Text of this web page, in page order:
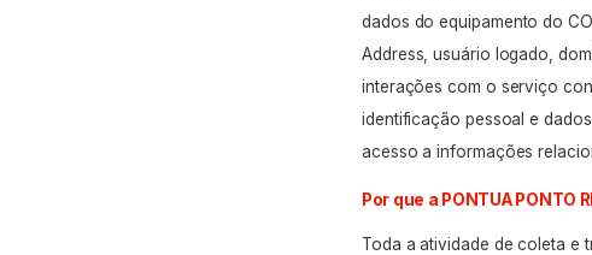
dados do equipamento do
Address , usuário logado,
interações com o serviço
identificação pessoal e
acesso a informações
Por que a PONTUA PONTO
Toda a atividade de coleta e